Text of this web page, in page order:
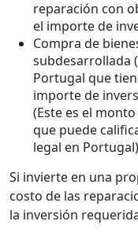
reparación con
el importe de
Compra de
subdesarrollada
Portugal que
importe de
(Este es el
que puede
legal en
Si invierte en una
costo de las
la inversión